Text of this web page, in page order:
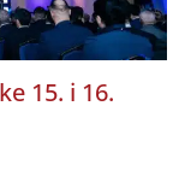
15. i 16.